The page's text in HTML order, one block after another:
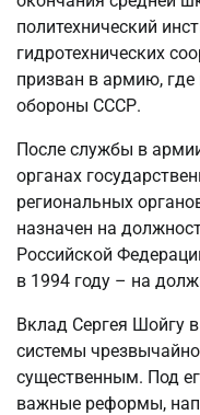
политехнический
гидротехнических
призван в армию,
обороны СССР.
После службы в
органах
региональных
назначен на
Российской
в 1994 году – на
Вклад Сергея Шойгу
системы
существенным. Под
важные реформы,